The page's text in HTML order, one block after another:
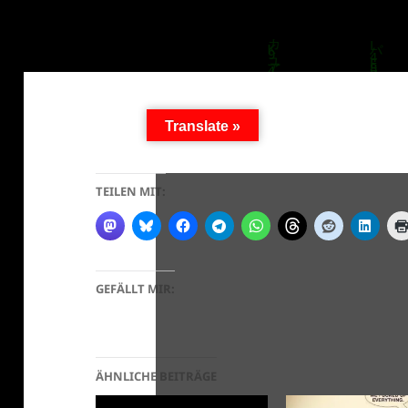
TEILEN MIT:
GEFÄLLT MIR:
ÄHNLICHE BEITRÄGE
Translate »